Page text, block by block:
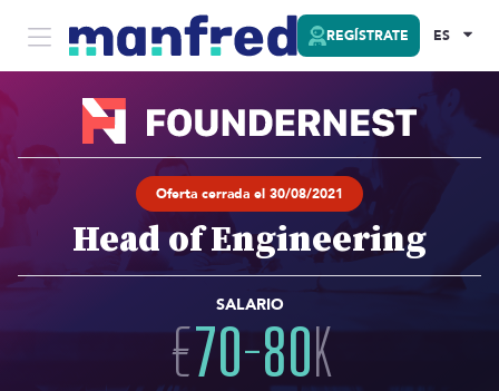
REGÍSTRATE ES
Oferta cerrada el 30/08/2021
Head of Engineering
SALARIO
€70-80K